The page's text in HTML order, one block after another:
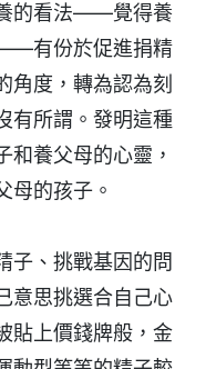
的看法——覺得養
有份於促進捐精
角度，轉為認為刻
有所謂。發明這種
和養父母的心靈，
母的孩子。
子、挑戰基因的問
意思挑選合自己心
貼上價錢牌般，金